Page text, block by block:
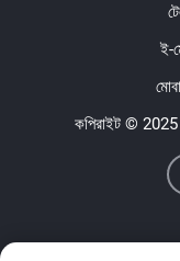
ই-
কপিরাইট © 2025